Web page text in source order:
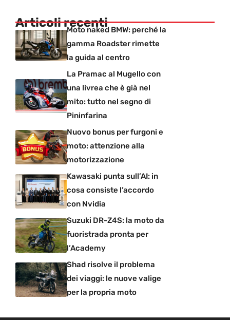
Articoli recentiMoto naked BMW: perché la
gamma Roadster rimette
la guida al centro
La Pramac al Mugello con
una livrea che è già nel
mito: tutto nel segno di
Pininfarina
Nuovo bonus per furgoni e
moto: attenzione alla
motorizzazione
Kawasaki punta sull’AI: in
cosa consiste l’accordo
con Nvidia
Suzuki DR-Z4S: la moto da
fuoristrada pronta per
l’Academy
Shad risolve il problema
dei viaggi: le nuove valige
per la propria moto